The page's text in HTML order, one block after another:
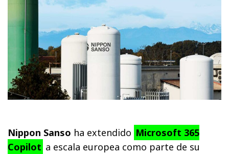
Nippon Sanso ha extendido Microsoft 365
Copilot a escala europea como parte de su